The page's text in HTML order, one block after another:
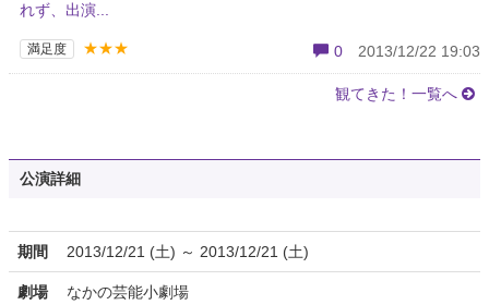
れず、出演...
満足度 ★★★ 0 2013/12/22 19:03
観てきた！一覧へ
公演詳細
期間 2013/12/21 (土) ～ 2013/12/21 (土)
劇場 なかの芸能小劇場